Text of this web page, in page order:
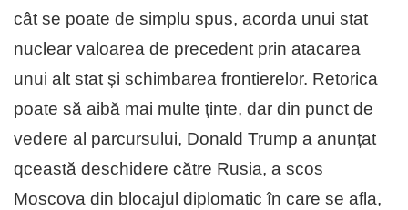
cât se poate de simplu spus, acorda unui stat
nuclear valoarea de precedent prin atacarea
unui alt stat și schimbarea frontierelor. Retorica
poate să aibă mai multe ținte, dar din punct de
vedere al parcursului, Donald Trump a anunțat
qceastă deschidere către Rusia, a scos
Moscova din blocajul diplomatic în care se afla,